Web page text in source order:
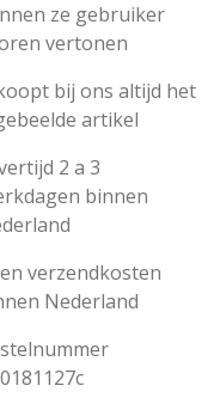
ze gebruiker
vertonen
bij ons altijd het
artikel
2 a 3
binnen
verzendkosten
Nederland